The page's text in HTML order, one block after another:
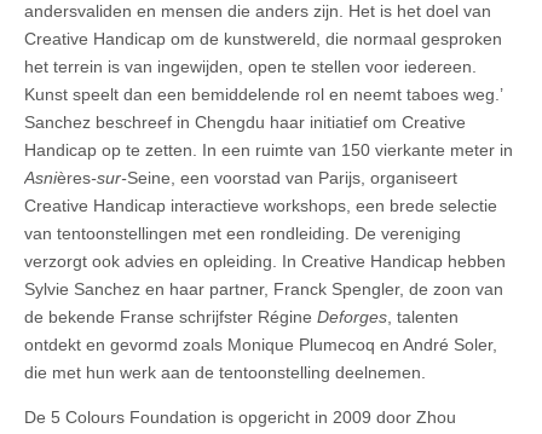
andersvaliden en mensen die anders zijn. Het is het doel van
Creative Handicap om de kunstwereld, die normaal gesproken
het terrein is van ingewijden, open te stellen voor iedereen.
Kunst speelt dan een bemiddelende rol en neemt taboes weg.’
Sanchez beschreef in Chengdu haar initiatief om Creative
Handicap op te zetten. In een ruimte van 150 vierkante meter in
Asnières-sur-Seine, een voorstad van Parijs, organiseert
Creative Handicap interactieve workshops, een brede selectie
van tentoonstellingen met een rondleiding. De vereniging
verzorgt ook advies en opleiding. In Creative Handicap hebben
Sylvie Sanchez en haar partner, Franck Spengler, de zoon van
de bekende Franse schrijfster Régine Deforges, talenten
ontdekt en gevormd zoals Monique Plumecoq en André Soler,
die met hun werk aan de tentoonstelling deelnemen.
De 5 Colours Foundation is opgericht in 2009 door Zhou